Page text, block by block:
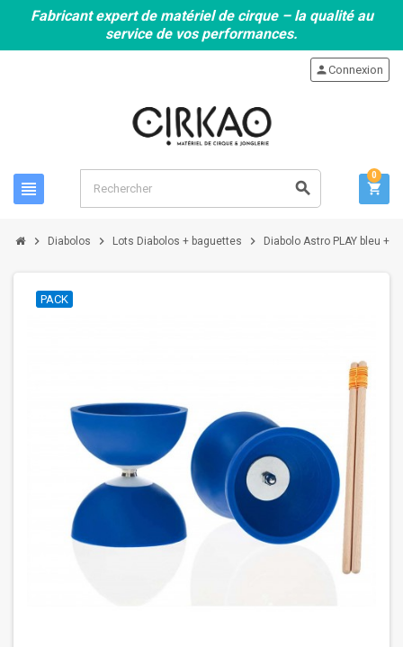
Fabricant expert de matériel de cirque – la qualité au
service de vos performances.
view_headline search
personConnexion
shopping_cart
0
chevron_right Diabolos chevron_right Lots Diabolos + baguettes chevron_right Diabolo Astro PLAY bleu +
PACK